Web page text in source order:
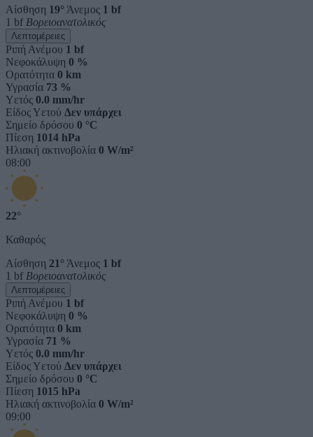
Αίσθηση 19° Άνεμος 1 bf
1 bf Βορειοανατολικός
Λεπτομέρειες
Ριπή Ανέμου 1 bf
Νεφοκάλυψη 0 %
Ορατότητα 0 km
Υγρασία 73 %
Υετός 0.0 mm/hr
Είδος Υετού Δεν υπάρχει
Σημείο δρόσου 0 °C
Πίεση 1014 hPa
Ηλιακή ακτινοβολία 0 W/m²
08:00
22°
Καθαρός
Αίσθηση 21° Άνεμος 1 bf
1 bf Βορειοανατολικός
Λεπτομέρειες
Ριπή Ανέμου 1 bf
Νεφοκάλυψη 0 %
Ορατότητα 0 km
Υγρασία 71 %
Υετός 0.0 mm/hr
Είδος Υετού Δεν υπάρχει
Σημείο δρόσου 0 °C
Πίεση 1015 hPa
Ηλιακή ακτινοβολία 0 W/m²
09:00